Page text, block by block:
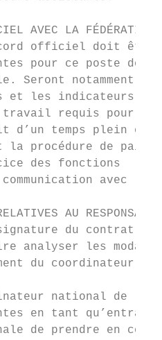
AVEC LA FÉDÉRATION
officiel doit
pour ce poste dont
Seront notamment
et les indicateurs
requis pour
d’un temps plein ou
la procédure de
des fonctions
avec
AU
signature du contrat
analyser les
du coordinateur
national de la
en tant
de prendre en